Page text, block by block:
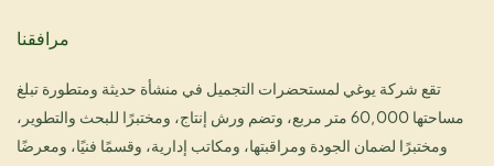
مرافقنا
تقع شركة يوغي لمستحضرات التجميل في منشأة حديثة ومتطورة تبلغ
مساحتها 60,000 متر مربع، وتضم ورش إنتاج، ومختبرًا للبحث والتطوير،
ومختبرًا لضمان الجودة ومراقبتها، ومكاتب إدارية، وقسمًا فنيًا، ومعرضًا